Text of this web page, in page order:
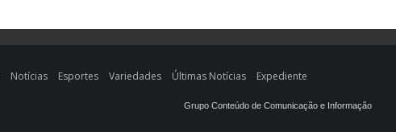
Notícias Esportes Variedades Últimas Notícias Expediente
Grupo Conteúdo de Comunicação e Informação